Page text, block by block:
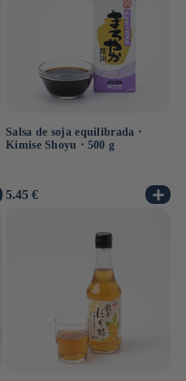
Salsa de soja equilibrada ⋅
Kimise Shoyu ⋅ 500 g
Precio
5.45 €